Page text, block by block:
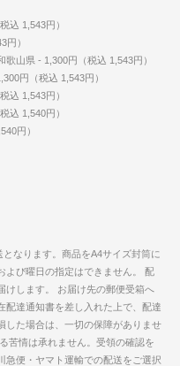
込 1,543円）
円）
山県 - 1,300円（税込 1,543円）
円（税込 1,543円）
込 1,543円）
込 1,540円）
円）
なります。商品をA4サイズ封筒に
よび曜日の指定はできません。 配
けします。 お届け先の郵便受箱へ
配達通知書を差し入れた上で、配達
した場合は、一切の保障がありませ
苦情は承れません。受領の確認を
急便・ヤマト運輸での配送をご選択